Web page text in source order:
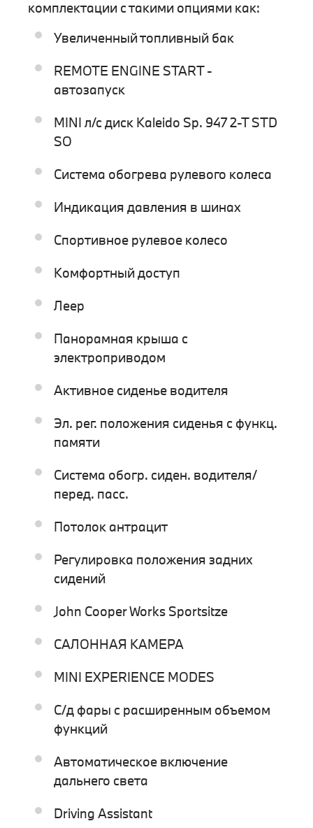
комплектации с такими опциями как:
Увеличенный топливный бак
REMOTE ENGINE START -
автозапуск
MINI л/с диск Kaleido Sp. 947 2-T STD
SO
Система обогрева рулевого колеса
Индикация давления в шинах
Спортивное рулевое колесо
Комфортный доступ
Леер
Панорамная крыша с
электроприводом
Активное сиденье водителя
Эл. рег. положения сиденья с функц.
памяти
Система обогр. сиден. водителя/
перед. пасс.
Потолок антрацит
Регулировка положения задних
сидений
John Cooper Works Sportsitze
САЛОННАЯ КАМЕРА
MINI EXPERIENCE MODES
С/д фары с расширенным объемом
функций
Автоматическое включение
дальнего света
Driving Assistant